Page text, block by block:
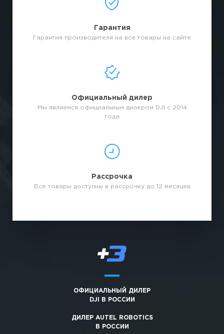
Гарантия
Гарантия производителя на все товары на сайте
Официальный дилер
Мы являемся официальным дилером DJI с 2014
года
Рассрочка
Все товары доступны в рассрочку до 12 месяцев
ОФИЦИАЛЬНЫЙ ДИЛЕР
DJI В РОССИИ
ДИЛЕР AUTEL ROBOTICS
В РОССИИ